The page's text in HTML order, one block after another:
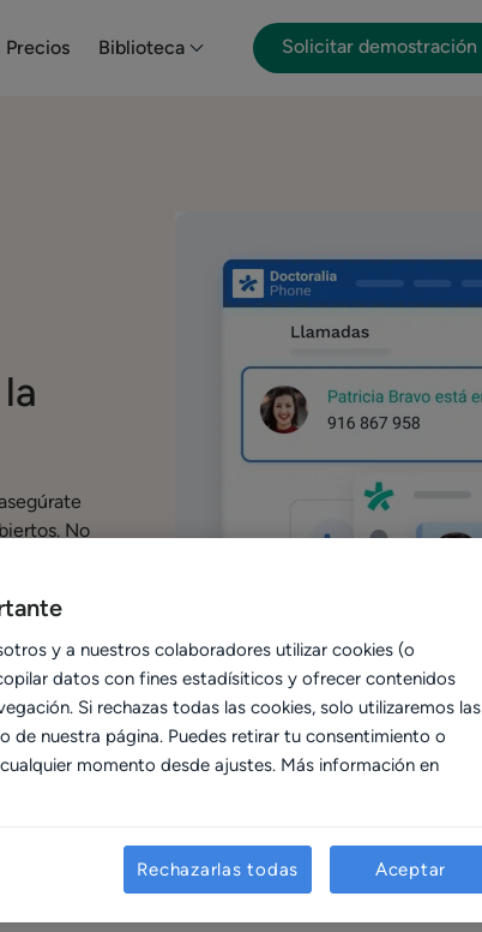
Precios Biblioteca Solicitar demostración
No
la
y a nuestros colaboradores utilizar cookies (o
datos con fines estadísiticos y ofrecer contenidos
Si rechazas todas las cookies, solo utilizaremos las
de nuestra página. Puedes retirar tu consentimiento o
momento desde ajustes. Más información en
Rechazarlas todas Aceptar